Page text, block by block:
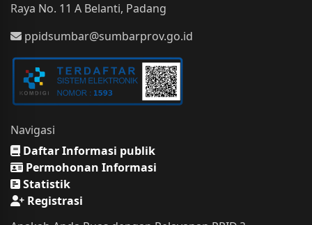
Raya No. 11 A Belanti, Padang
ppidsumbar@sumbarprov.go.id
Navigasi
Daftar Informasi publik
Permohonan Informasi
Statistik
Registrasi